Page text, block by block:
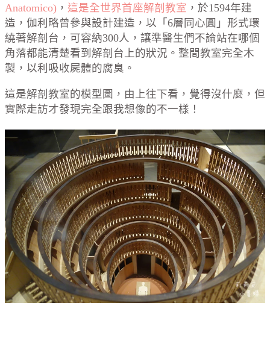
Anatomico) ， 這是全世界首座解剖教室 ，於1594年建
造，伽利略曾參與設計建造，以「6層同心圓」形式環
繞著解剖台，可容納300人，讓準醫生們不論站在哪個
角落都能清楚看到解剖台上的狀況。整間教室完全木
製，以利吸收屍體的腐臭。
這是解剖教室的模型圖，由上往下看，覺得沒什麼，但
實際走訪才發現完全跟我想像的不一樣！